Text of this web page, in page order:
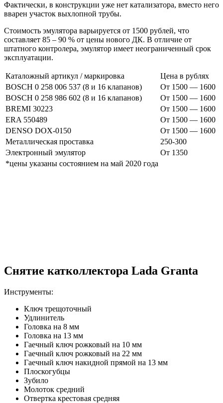
Фактически, в конструкции уже нет катализатора, вместо него
вварен участок выхлопной трубы.
Стоимость эмулятора варьируется от 1500 рублей, что
составляет 85 – 90 % от цены нового ДК. В отличие от
штатного контролера, эмулятор имеет неограниченный срок
эксплуатации.
Каталожный артикул / маркировка
Цена в рублях
BOSCH 0 258 006 537 (8 и 16 клапанов)
От 1500 — 1600
BOSCH 0 258 986 602 (8 и 16 клапанов)
От 1500 — 1600
BREMI 30223
От 1500 — 1600
ERA 550489
От 1500 — 1600
DENSO DOX-0150
От 1500 — 1600
Металлическая проставка
250-300
Электронный эмулятор
От 1350
*цены указаны состоянием на май 2020 года
Снятие катколлектора Lada Granta
Инструменты:
Ключ трещоточный
Удлинитель
Головка на 8 мм
Головка на 13 мм
Гаечный ключ рожковый на 10 мм
Гаечный ключ рожковый на 22 мм
Гаечный ключ накидной прямой на 13 мм
Плоскогубцы
Зубило
Молоток средний
Отвертка крестовая средняя